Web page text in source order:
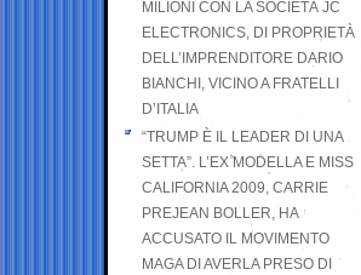
MILIONI CON LA SOCIETÀ JC
ELECTRONICS, DI PROPRIETÀ
DELL’IMPRENDITORE DARIO
BIANCHI, VICINO A FRATELLI
D’ITALIA
“TRUMP È IL LEADER DI UNA
SETTA”. L’EX MODELLA E MISS
CALIFORNIA 2009, CARRIE
PREJEAN BOLLER, HA
ACCUSATO IL MOVIMENTO
MAGA DI AVERLA PRESO DI